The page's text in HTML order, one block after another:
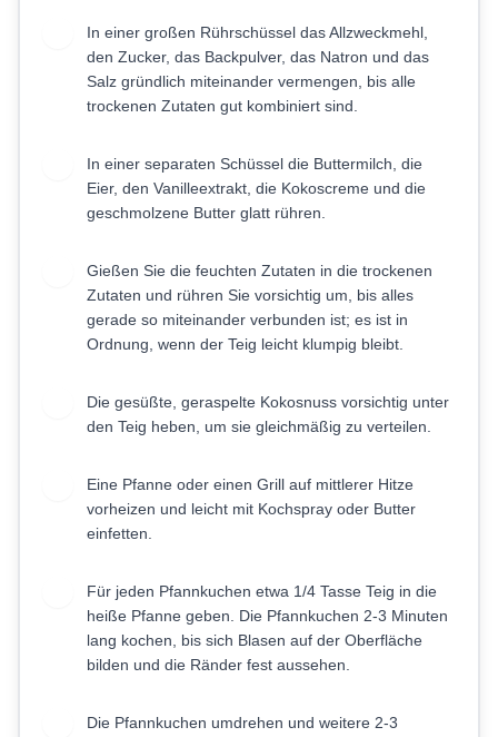
In einer großen Rührschüssel das Allzweckmehl,
den Zucker, das Backpulver, das Natron und das
Salz gründlich miteinander vermengen, bis alle
trockenen Zutaten gut kombiniert sind.
In einer separaten Schüssel die Buttermilch, die
Eier, den Vanilleextrakt, die Kokoscreme und die
geschmolzene Butter glatt rühren.
Gießen Sie die feuchten Zutaten in die trockenen
Zutaten und rühren Sie vorsichtig um, bis alles
gerade so miteinander verbunden ist; es ist in
Ordnung, wenn der Teig leicht klumpig bleibt.
Die gesüßte, geraspelte Kokosnuss vorsichtig unter
den Teig heben, um sie gleichmäßig zu verteilen.
Eine Pfanne oder einen Grill auf mittlerer Hitze
vorheizen und leicht mit Kochspray oder Butter
einfetten.
Für jeden Pfannkuchen etwa 1/4 Tasse Teig in die
heiße Pfanne geben. Die Pfannkuchen 2-3 Minuten
lang kochen, bis sich Blasen auf der Oberfläche
bilden und die Ränder fest aussehen.
Die Pfannkuchen umdrehen und weitere 2-3